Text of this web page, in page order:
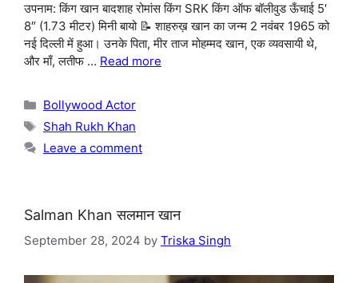
उपनाम: किंग खान बादशाह रोमांस किंग SRK किंग ऑफ बॉलीवुड ऊँचाई 5′
8″ (1.73 मीटर) मिनी बायो 📝 शाहरुख़ खान का जन्म 2 नवंबर 1965 को
नई दिल्ली में हुआ। उनके पिता, मीर ताज मोहम्मद खान, एक व्यवसायी थे,
और माँ, लतीफ … Read more
Categories
Bollywood Actor
Tags
Shah Rukh Khan
Leave a comment
Salman Khan सलमान खान
September 28, 2024 by Triska Singh